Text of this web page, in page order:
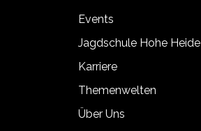
Events
Jagdschule Hohe Heide
Karriere
Themenwelten
Über Uns